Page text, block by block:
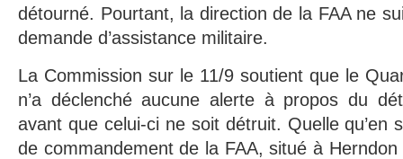
détourné. Pourtant, la direction de la FAA ne
demande d’assistance militaire.
La Commission sur le 11/9 soutient que le
n’a déclenché aucune alerte à propos du
avant que celui-ci ne soit détruit. Quelle qu’en
de commandement de la FAA, situé à Herndon